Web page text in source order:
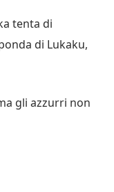
tenta di
di Lukaku,
gli azzurri non